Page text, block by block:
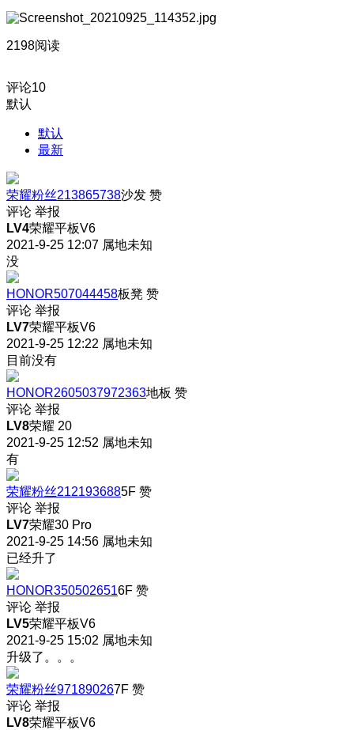
2198阅读
评论10
默认
默认
最新
荣耀粉丝213865738沙发 赞
评论 举报
LV4荣耀平板V6
2021-9-25 12:07 属地未知
没
HONOR507044458板凳 赞
评论 举报
LV7荣耀平板V6
2021-9-25 12:22 属地未知
目前没有
HONOR2605037972363地板 赞
评论 举报
LV8荣耀 20
2021-9-25 12:52 属地未知
有
荣耀粉丝2121936885F 赞
评论 举报
LV7荣耀30 Pro
2021-9-25 14:56 属地未知
已经升了
HONOR3505026516F 赞
评论 举报
LV5荣耀平板V6
2021-9-25 15:02 属地未知
升级了。。。
荣耀粉丝971890267F 赞
评论 举报
LV8荣耀平板V6